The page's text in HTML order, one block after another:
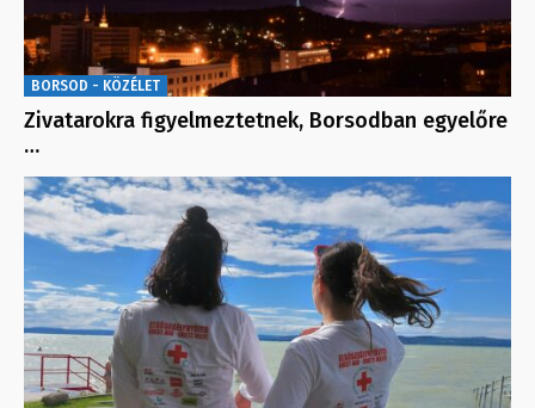
BORSOD - KÖZÉLET
Zivatarokra figyelmeztetnek, Borsodban egyelőre
…